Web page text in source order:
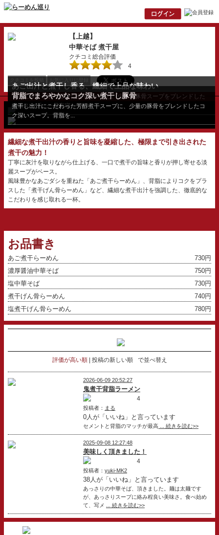
【上越】
中華そば 煮干屋
クチコミ総合評価
4
あご出汁と煮干し香る、繊細で上品な味わい
丁寧に灰汁を取り除いた煮干スープと、少量の豚骨スープをブレンドした
清湯スープ。一昼夜寝...
背脂でまろやかなコク深い煮干し豚骨
煮干し出汁にこだわった芳醇煮干スープに、少量の豚骨をブレンドしたコ
ク深いスープ。背脂を...
繊細な煮干出汁の香りと旨味を凝縮した、極限まで引き出された
煮干の魅力！
丁寧に灰汁を取りながら仕上げる、一口で煮干の旨味と香りが押し寄せる淡
麗スープがベース。
風味豊かなあごダシを重ねた「あご煮干らーめん」、背脂によりコクをプラ
スした「煮干げん骨らーめん」など、繊細な煮干出汁を強調した、徹底的な
こだわりを感じ取れる一杯。
お品書き
あご煮干らーめん
730円
濃厚醤油中華そば
750円
塩中華そば
730円
煮干げん骨らーめん
740円
塩煮干げん骨らーめん
780円
評価が高い順 投稿の新しい順 で並べ替え
2026-06-09 20:52:27
鬼煮干背脂ラーメン
4
投稿者： まる
0人が「いいね」と言っています
セメントと背脂のマッチが最高... 続きを読む>>
2025-09-08 12:27:48
美味しく頂きました！
4
投稿者： yuki-MK2
38人が「いいね」と言っています
あっさりの中華そば、頂きました。麺は太麺です
が、あっさりスープに絡み程良い美味さ。食べ始め
て、写メ
... 続きを読む>>